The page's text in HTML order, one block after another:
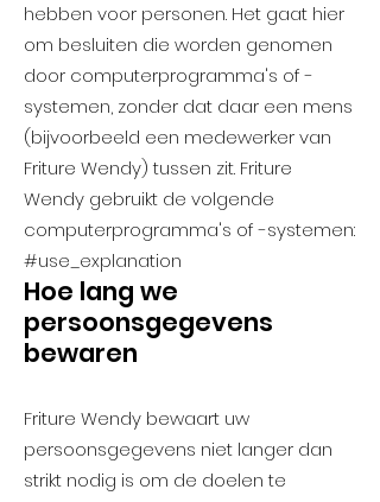
hebben voor personen. Het gaat hier
om besluiten die worden genomen
door computerprogramma's of -
systemen, zonder dat daar een mens
(bijvoorbeeld een medewerker van
Friture Wendy) tussen zit. Friture
Wendy gebruikt de volgende
computerprogramma's of -systemen:
#use_explanation
Hoe lang we
persoonsgegevens
bewaren
Friture Wendy bewaart uw
persoonsgegevens niet langer dan
strikt nodig is om de doelen te